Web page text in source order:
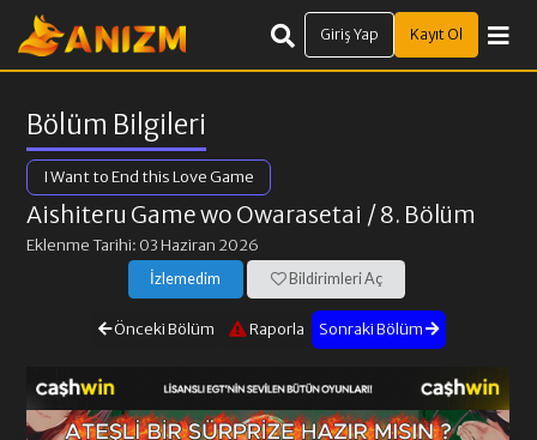
Giriş Yap Kayıt Ol
Bölüm Bilgileri
I Want to End this Love Game
Aishiteru Game wo Owarasetai / 8. Bölüm
Eklenme Tarihi: 03 Haziran 2026
İzlemedim Bildirimleri Aç
Önceki Bölüm Raporla Sonraki Bölüm